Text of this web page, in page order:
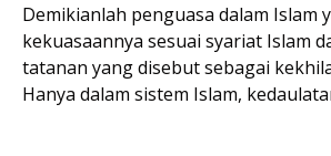
Demikianlah penguasa dalam Islam
kekuasaannya sesuai syariat Islam
tatanan yang disebut sebagai
Hanya dalam sistem Islam,